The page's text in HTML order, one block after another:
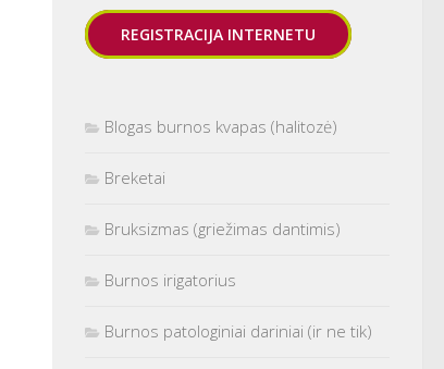
REGISTRACIJA INTERNETU
Blogas burnos kvapas (halitozė)
Breketai
Bruksizmas (griežimas dantimis)
Burnos irigatorius
Burnos patologiniai dariniai (ir ne tik)